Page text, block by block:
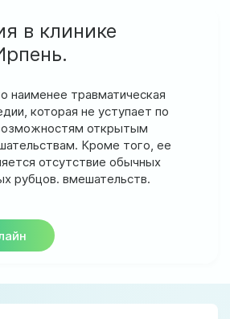
Расположение:
128/1, г. Ирпень
Пт: 8:00-19:00
Сб: 8:00-18:00
Вс: 9:00-17:00
в клинике
наименее травматическая
которая не уступает по
открытым
Кроме того, ее
отсутствие обычных
рубцов. вмешательств.